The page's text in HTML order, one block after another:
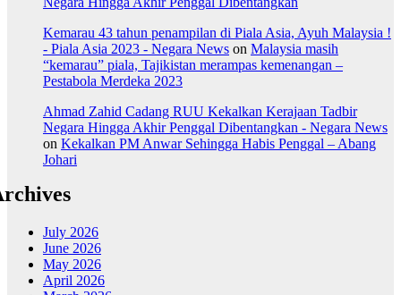
Kemarau 43 tahun penampilan di Piala Asia, Ayuh Malaysia !
- Piala Asia 2023 - Negara News on Malaysia masih
“kemarau” piala, Tajikistan merampas kemenangan –
Pestabola Merdeka 2023
Ahmad Zahid Cadang RUU Kekalkan Kerajaan Tadbir
Negara Hingga Akhir Penggal Dibentangkan - Negara News
on Kekalkan PM Anwar Sehingga Habis Penggal – Abang
Johari
July 2026
June 2026
May 2026
April 2026